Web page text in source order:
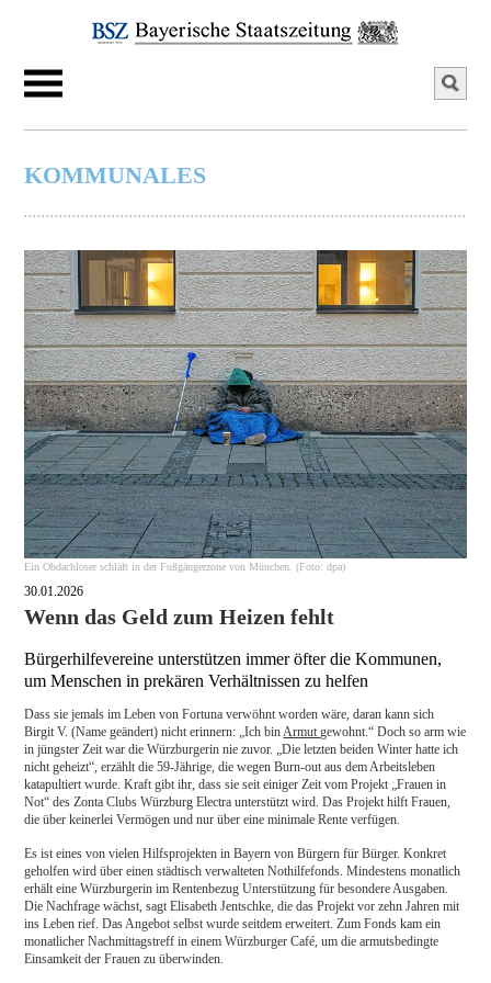
KOMMUNALES
Ein Obdachloser schläft in der Fußgängerzone von München. (Foto: dpa)
30.01.2026
Wenn das Geld zum Heizen fehlt
Bürgerhilfevereine unterstützen immer öfter die Kommunen,
um Menschen in prekären Verhältnissen zu helfen
Dass sie jemals im Leben von Fortuna verwöhnt worden wäre, daran kann sich
Birgit V. (Name geändert) nicht erinnern: „Ich binArmutgewohnt.“ Doch so arm wie
in jüngster Zeit war die Würzburgerin nie zuvor. „Die letzten beiden Winter hatte ich
nicht geheizt“, erzählt die 59-Jährige, die wegen Burn-out aus dem Arbeitsleben
katapultiert wurde. Kraft gibt ihr, dass sie seit einiger Zeit vom Projekt „Frauen in
Not“ des Zonta Clubs Würzburg Electra unterstützt wird. Das Projekt hilft Frauen,
die über keinerlei Vermögen und nur über eine minimale Rente verfügen.
Es ist eines von vielen Hilfsprojekten in Bayern von Bürgern für Bürger. Konkret
geholfen wird über einen städtisch verwalteten Nothilfefonds. Mindestens monatlich
erhält eine Würzburgerin im Rentenbezug Unterstützung für besondere Ausgaben.
Die Nachfrage wächst, sagt Elisabeth Jentschke, die das Projekt vor zehn Jahren mit
ins Leben rief. Das Angebot selbst wurde seitdem erweitert. Zum Fonds kam ein
monatlicher Nachmittagstreff in einem Würzburger Café, um die armutsbedingte
Einsamkeit der Frauen zu überwinden.